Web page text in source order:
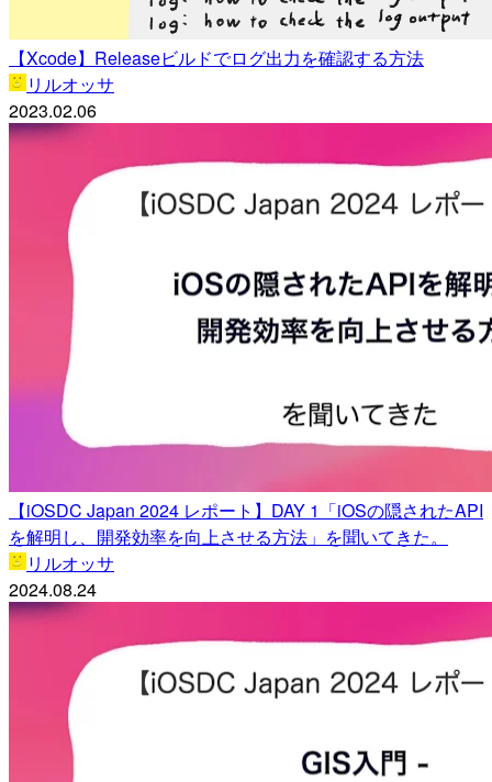
【Xcode】Releaseビルドでログ出力を確認する方法
リルオッサ
2023.02.06
【iOSDC Japan 2024 レポート】DAY 1「iOSの隠されたAPI
を解明し、開発効率を向上させる方法」を聞いてきた。
リルオッサ
2024.08.24